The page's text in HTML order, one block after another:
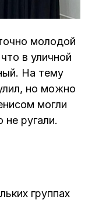
молодой
в уличной
На тему
но можно
могли
ругали.
группах